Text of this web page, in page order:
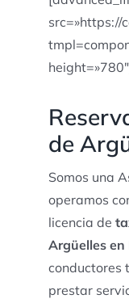
src=»https://
de
Somos una
operamos
licencia de
Argüelles en
conductores
prestar